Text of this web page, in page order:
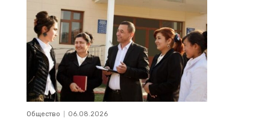
Общество 06.08.2026